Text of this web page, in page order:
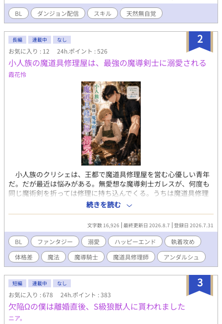
活はカツカツ。 細々ギルドの小間使いをしていて、受付で見つけ
た【ダンジョン配信して、収入アップを目指そう！】の張り紙。
講習を受ければ配信ライセンスを貰えるということで、講習を受
けてライセンスをゲットした。 けれど田舎では配信できるような
ダンジョンが近くにない。 型落ちの魔道具をゲットできたので一
番近いダンジョンに入って配信してはみたけれど、再生回数は伸
びない。 こんな田舎では成功なんかするわけないと奮起した俺
は、王都に向かって有名配信者を目指すことにしたのだった。 決
して契約更新料が高くて田舎を出てきたわけじゃないったら。 王
都で何とか頑張って再生回数を伸ばそうとする俺の元に、ある日
指名依頼が入って…… 総再生回数二桁代の木っ端配信者が有名配
信グループに見初められてその能力の本領発揮する話です。（CP
固定。ハッピーエンド確約。投げ肉は控えめに） 弱弱しそうに見
えて（本人は弱いと思っている）主人公の実は強いんですなお
話。 ムーンライトノベルズでも連載してます
BL ダンジョン配信 スキル 天然無自覚
2
長編 連載中 なし
お気に入り : 12 24h.ポイント : 526
小人族の魔道具修理屋は、最強の魔導剣士に溺愛される
霞花怜
小人族のクリシェは、王都で魔道具修理屋を営む心優しい青年
だ。だが最近は悩みがある。無愛想な魔導剣士ガレスが、何度も
同じ魔術剣を折っては修理に持ち込んでくる。うちは魔道具修理
屋であって、武具修理屋じゃない。最初は呆れていたクリシェだ
ったが、剣には天使の呪いが残っていた。ガレス自身も左腕に
「天使の呪い」を受けていた。不意の事故で、天使の呪いがクリ
シェにまで移ってしまう。 ガレスは騎士団の任務中、後輩騎士
マヌスを庇って呪いを受け、左腕を負傷していた。この先も騎士
として命を奪いのではなく、誰かの役に立つ仕事を望み、クリシ
ェの店で働きたいと申し出る。天使の呪いは二人一緒に解かねば
ならない。クリシェは渋々ながらガレスを従業員として受け入れ
た。 修理の仕事を通して互いを理解し合う二人。 二人は徐々
に惹かれ合い、やがて隣にいるのが当たり前の存在になってい
く。 ――苦手から始まる溺愛じれきゅんラブ。
続きを読む
文字数 16,926 最終更新日 2026.8.7 登録日 2026.7.31
BL ファンタジー 溺愛 ハッピーエンド
執着攻め
体格差
魔法 魔導騎士 魔道具修理師 アンダルシュ
3
短編 連載中 なし
お気に入り : 678 24h.ポイント : 383
欠陥Ωの僕は離婚直後、S級狼獣人に貰われました
ニア。